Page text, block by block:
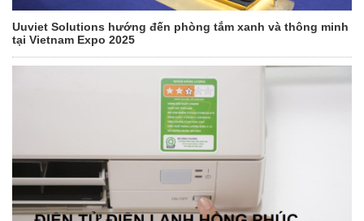
Uuviet Solutions hướng đến phòng tắm xanh và thông minh
tại Vietnam Expo 2025